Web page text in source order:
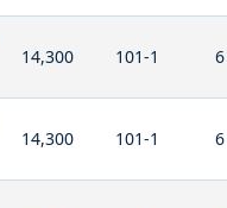
14,300 101-1 6
14,300 101-1 6